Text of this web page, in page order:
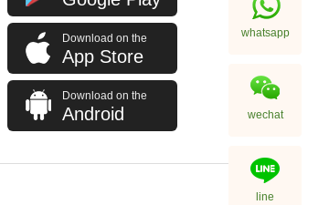
(CZ)
7,114.00
Download on the
App Store
Download on the
Android
whatsapp
wechat
line